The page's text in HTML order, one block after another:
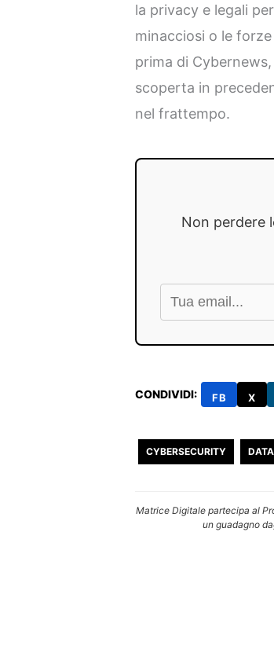
la privacy e legali
minacciosi o le
prima di
scoperta in
nel frattempo.
Non perdere
CONDIVIDI: FB X
CYBERSECURITY
Matrice Digitale partecipa al
un guadagno